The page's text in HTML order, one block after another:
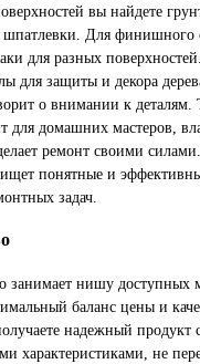
вы найдете
Для финишного
для разных
для защиты и декора
о внимании к деталям.
для домашних мастеров,
ремонт своими
понятные и
задач.
занимает нишу доступных
баланс цены и
надежный продукт
характеристиками, не